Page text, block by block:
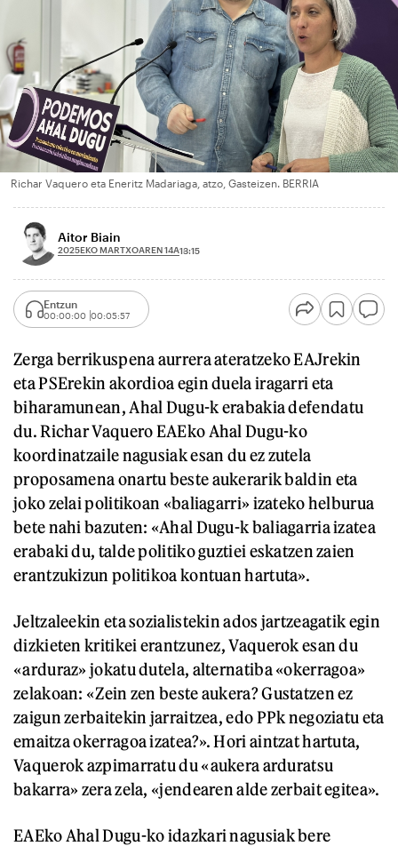
Richar Vaquero eta Eneritz Madariaga, atzo, Gasteizen. BERRIA
Aitor Biain
2025EKO MARTXOAREN 14A13:15
Entzun
00:00:00 00:05:57
Zerga berrikuspena aurrera ateratzeko EAJrekin
eta PSErekin akordioa egin duela iragarri eta
biharamunean, Ahal Dugu-k erabakia defendatu
du. Richar Vaquero EAEko Ahal Dugu-ko
koordinatzaile nagusiak esan du ez zutela
proposamena onartu beste aukerarik baldin eta
joko zelai politikoan «baliagarri» izateko helburua
bete nahi bazuten: «Ahal Dugu-k baliagarria izatea
erabaki du, talde politiko guztiei eskatzen zaien
erantzukizun politikoa kontuan hartuta».
Jeltzaleekin eta sozialistekin ados jartzeagatik egin
dizkieten kritikei erantzunez, Vaquerok esan du
«arduraz» jokatu dutela, alternatiba «okerragoa»
zelakoan: «Zein zen beste aukera? Gustatzen ez
zaigun zerbaitekin jarraitzea, edo PPk negoziatu eta
emaitza okerragoa izatea?». Hori aintzat hartuta,
Vaquerok azpimarratu du «aukera arduratsu
bakarra» zera zela, «jendearen alde zerbait egitea».
EAEko Ahal Dugu-ko idazkari nagusiak bere